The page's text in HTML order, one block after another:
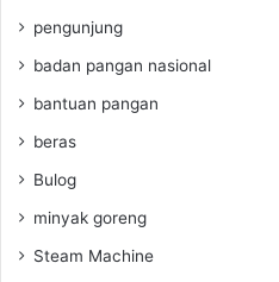
pengunjung
badan pangan nasional
bantuan pangan
beras
Bulog
minyak goreng
Steam Machine